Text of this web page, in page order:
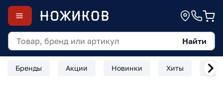
Найти
Бренды Акции Новинки Хиты